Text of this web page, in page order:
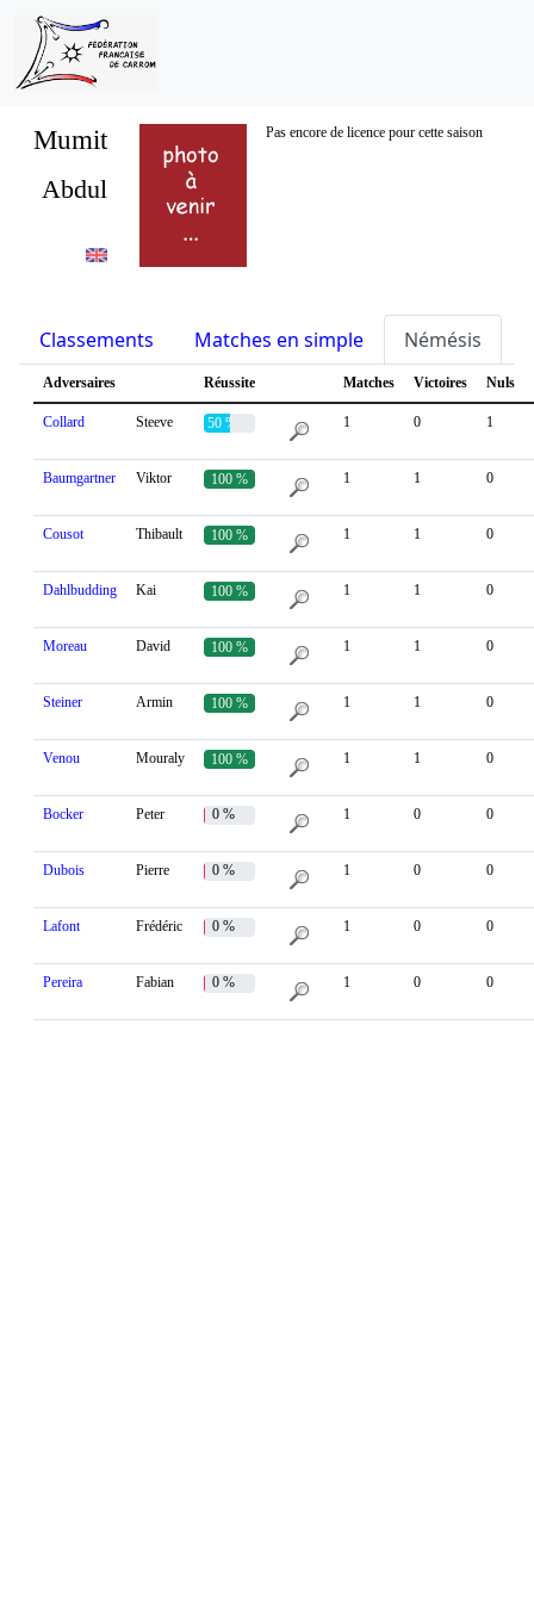
Mumit Pas encore de licence pour cette saison
Abdul
Classements Matches en simple Némésis
Adversaires Réussite Matches Victoires Nuls
Collard Steeve 50 % 1 0 1
Baumgartner Viktor 100 % 1 1 0
Cousot Thibault 100 % 1 1 0
Dahlbudding Kai 100 % 1 1 0
Moreau David 100 % 1 1 0
Steiner Armin 100 % 1 1 0
Venou Mouraly 100 % 1 1 0
Bocker Peter 0 % 1 0 0
Dubois Pierre 0 % 1 0 0
Lafont Frédéric 0 % 1 0 0
Pereira Fabian 0 % 1 0 0